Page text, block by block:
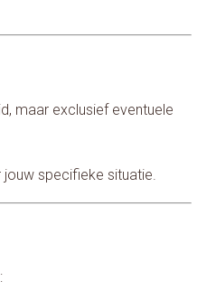
maar exclusief eventuele
specifieke situatie.